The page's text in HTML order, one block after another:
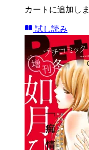
カートに追加し
試し読み